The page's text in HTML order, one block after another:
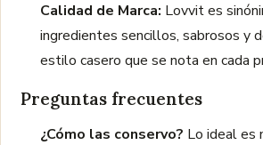
Calidad de Marca: Lovvit es
ingredientes sencillos, sabrosos y
estilo casero que se nota en cada
Preguntas frecuentes
¿Cómo las conservo? Lo ideal es